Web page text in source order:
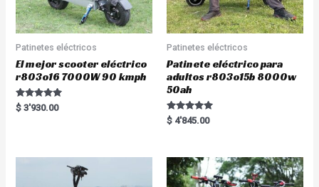
Patinetes eléctricos
El mejor scooter eléctrico
r803o16 7000W 90 kmph
Rated
5.00
$ 3'930.00
Patinetes eléctricos
Patinete eléctrico para
adultos r803o15b 8000w
50ah
Rated
5.00
$ 4'845.00